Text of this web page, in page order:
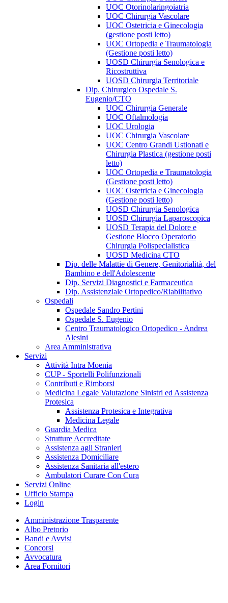
UOC Otorinolaringoiatria
UOC Chirurgia Vascolare
UOC Ostetricia e Ginecologia
(gestione posti letto)
UOC Ortopedia e Traumatologia
(Gestione posti letto)
UOSD Chirurgia Senologica e
Ricostruttiva
UOSD Chirurgia Territoriale
Dip. Chirurgico Ospedale S.
Eugenio/CTO
UOC Chirurgia Generale
UOC Oftalmologia
UOC Urologia
UOC Chirurgia Vascolare
UOC Centro Grandi Ustionati e
Chirurgia Plastica (gestione posti
letto)
UOC Ortopedia e Traumatologia
(Gestione posti letto)
UOC Ostetricia e Ginecologia
(Gestione posti letto)
UOSD Chirurgia Senologica
UOSD Chirurgia Laparoscopica
UOSD Terapia del Dolore e
Gestione Blocco Operatorio
Chirurgia Polispecialistica
UOSD Medicina CTO
Dip. delle Malattie di Genere, Genitorialità, del
Bambino e dell'Adolescente
Dip. Servizi Diagnostici e Farmaceutica
Dip. Assistenziale Ortopedico/Riabilitativo
Ospedali
Ospedale Sandro Pertini
Ospedale S. Eugenio
Centro Traumatologico Ortopedico - Andrea
Alesini
Area Amministrativa
Servizi
Attività Intra Moenia
CUP - Sportelli Polifunzionali
Contributi e Rimborsi
Medicina Legale Valutazione Sinistri ed Assistenza
Protesica
Assistenza Protesica e Integrativa
Medicina Legale
Guardia Medica
Strutture Accreditate
Assistenza agli Stranieri
Assistenza Domiciliare
Assistenza Sanitaria all'estero
Ambulatori Curare Con Cura
Servizi Online
Ufficio Stampa
Login
Amministrazione Trasparente
Albo Pretorio
Bandi e Avvisi
Concorsi
Avvocatura
Area Fornitori